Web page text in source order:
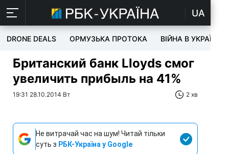
UA
DRONE DEALS ОРМУЗЬКА ПРОТОКА ВІЙНА В УКРАЇНІ
Британский банк Lloyds смог
увеличить прибыль на 41%
19:31 28.10.2014 Вт 2 хв
Не витрачай час на шум! Читай тільки
суть з РБК-Україна у Google